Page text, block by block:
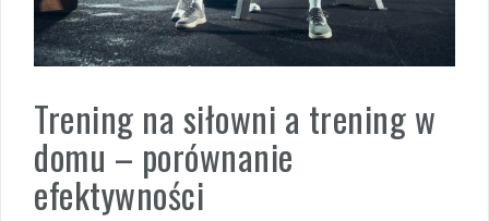
Trening na siłowni a trening w
domu – porównanie
efektywności